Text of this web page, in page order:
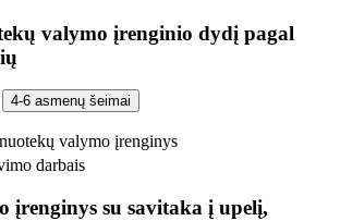
valymo įrenginio dydį pagal
4-6 asmenų šeimai
darbais
įrenginys su savitaka į upelį,